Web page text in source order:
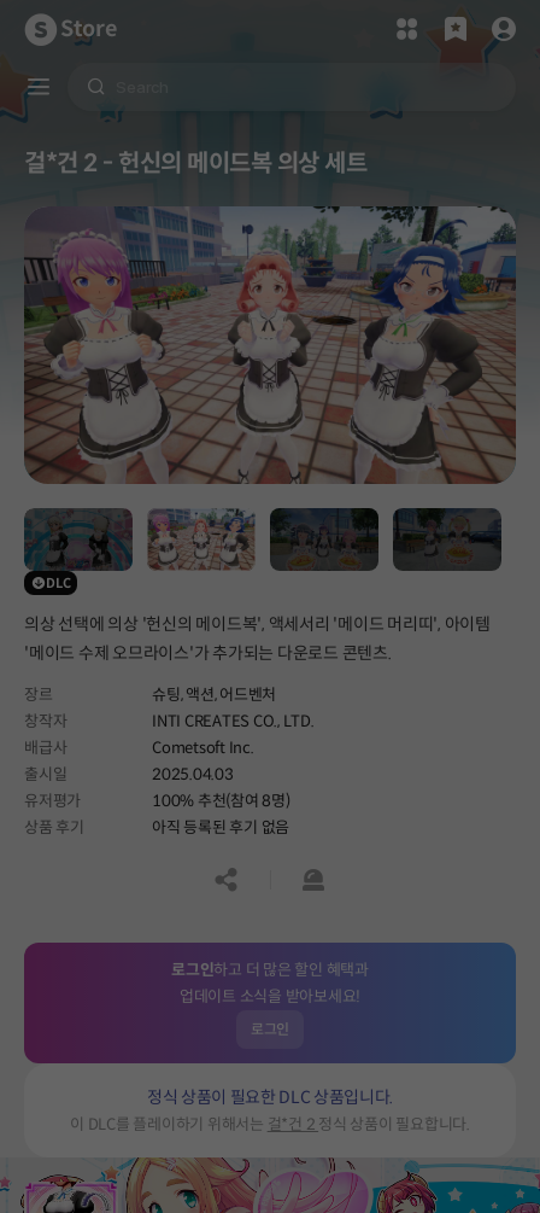
Store
걸*건 2 - 헌신의 메이드복 의상 세트
DLC
의상 선택에 의상 '헌신의 메이드복', 액세서리 '메이드 머리띠', 아이템
'메이드 수제 오므라이스'가 추가되는 다운로드 콘텐츠.
장르 슈팅,액션,어드벤처
창작자
INTI CREATES CO., LTD.
배급사
Cometsoft Inc.
출시일
2025.04.03
유저평가
100% 추천(참여 8명)
상품 후기
아직 등록된 후기 없음
공유하기신고하기
로그인하고 더 많은 할인 혜택과
업데이트 소식을 받아보세요!
로그인
정식 상품이 필요한 DLC 상품입니다.
이 DLC를 플레이하기 위해서는 걸*건 2 정식 상품이 필요합니다.